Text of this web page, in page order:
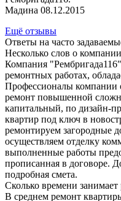
Мадина 08.12.2015
Ещё отзывы
Ответы на часто
Несколько слов о
Компания
ремонтных работах,
Профессионалы компании
ремонт повышенной
капитальный, по дизайн-
квартир под ключ в
ремонтируем загородные
осуществляем отделку
выполненные работы
прописанная в договоре.
подробная смета.
Сколько времени
В среднем ремонт